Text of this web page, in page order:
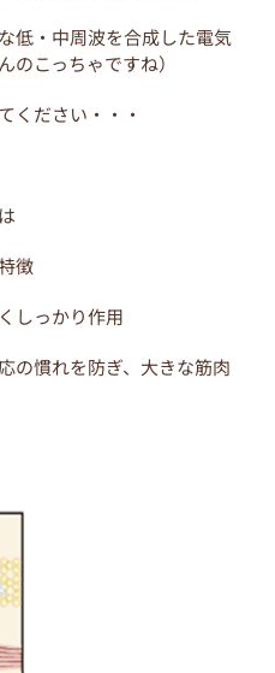
低・中周波を合成した電気
のこっちゃですね）
ください・・・
徴
しっかり作用
の慣れを防ぎ、大きな筋肉